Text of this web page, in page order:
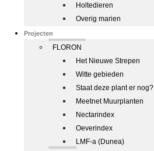
Holtedieren
Overig marien
Projecten
FLORON
Het Nieuwe Strepen
Witte gebieden
Staat deze plant er nog?
Meetnet Muurplanten
Nectarindex
Oeverindex
LMF-a (Dunea)